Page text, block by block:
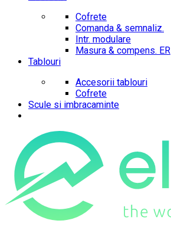
Cofrete
Comanda & semnaliz.
Intr. modulare
Masura & compens. ER
Tablouri
Accesorii tablouri
Cofrete
Scule si imbracaminte